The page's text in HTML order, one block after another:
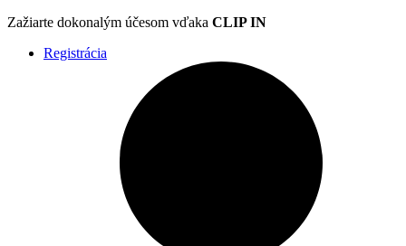
Zažiarte dokonalým účesom vďaka CLIP IN
Registrácia